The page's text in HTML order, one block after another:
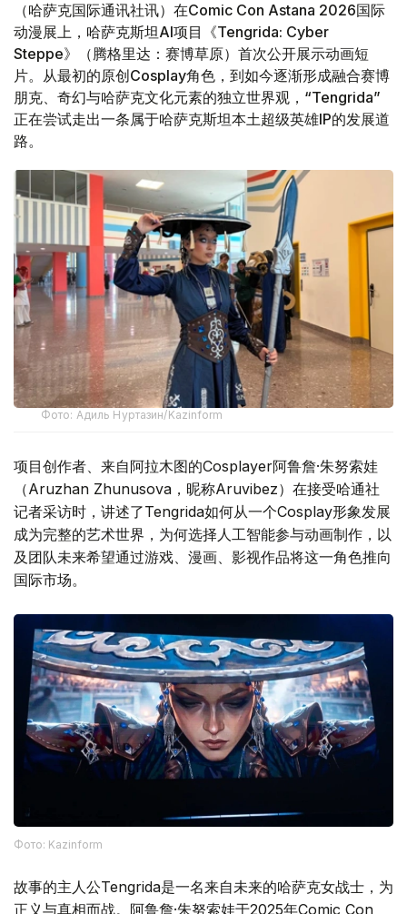
（哈萨克国际通讯社讯）在Comic Con Astana 2026国际
动漫展上，哈萨克斯坦AI项目《Tengrida: Cyber
Steppe》（腾格里达：赛博草原）首次公开展示动画短
片。从最初的原创Cosplay角色，到如今逐渐形成融合赛博
朋克、奇幻与哈萨克文化元素的独立世界观，“Tengrida”
正在尝试走出一条属于哈萨克斯坦本土超级英雄IP的发展道
路。
Фото: Адиль Нуртазин/Kazinform
项目创作者、来自阿拉木图的Cosplayer阿鲁詹·朱努索娃
（Aruzhan Zhunusova，昵称Aruvibez）在接受哈通社
记者采访时，讲述了Tengrida如何从一个Cosplay形象发展
成为完整的艺术世界，为何选择人工智能参与动画制作，以
及团队未来希望通过游戏、漫画、影视作品将这一角色推向
国际市场。
Фото: Kazinform
故事的主人公Tengrida是一名来自未来的哈萨克女战士，为
正义与真相而战。阿鲁詹·朱努索娃于2025年Comic Con